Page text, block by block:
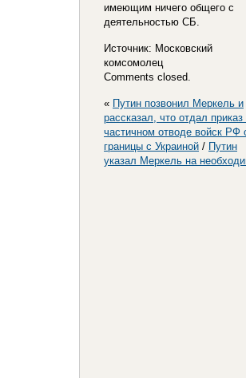
имеющим ничего общего с
деятельностью СБ.
Источник: Московский
комсомолец
Comments closed.
« Путин позвонил Меркель и
рассказал, что отдал приказ
частичном отводе войск РФ
границы с Украиной / Путин
указал Меркель на